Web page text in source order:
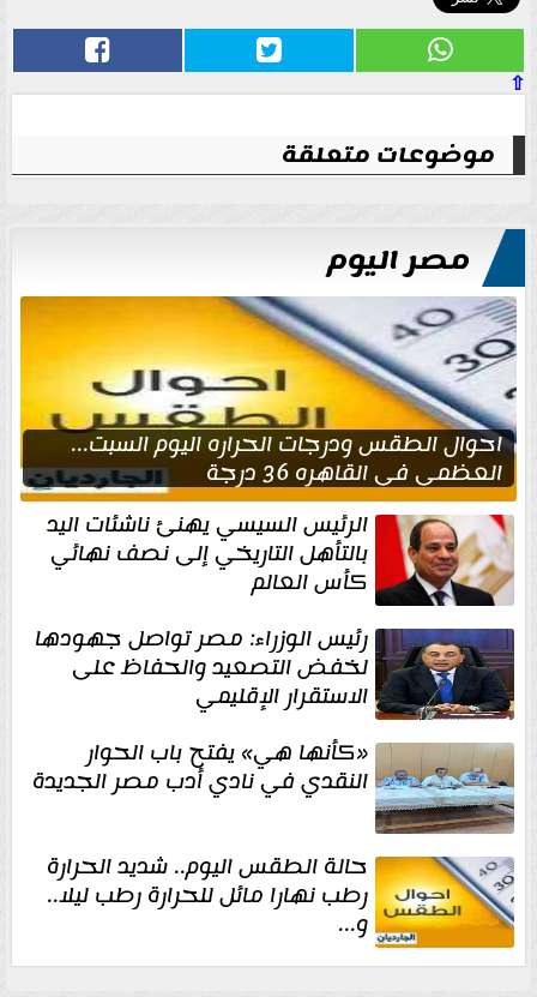
⇧
موضوعات متعلقة
مصر اليوم
احوال الطقس ودرجات الحراره اليوم السبت...
العظمى في القاهره 36 درجة
الرئيس السيسي يهنئ ناشئات اليد
بالتأهل التاريخي إلى نصف نهائي
كأس العالم
رئيس الوزراء: مصر تواصل جهودها
لخفض التصعيد والحفاظ على
الاستقرار الإقليمي
«كأنها هي» يفتح باب الحوار
النقدي في نادي أدب مصر الجديدة
حالة الطقس اليوم.. شديد الحرارة
رطب نهارا مائل للحرارة رطب ليلا..
و...